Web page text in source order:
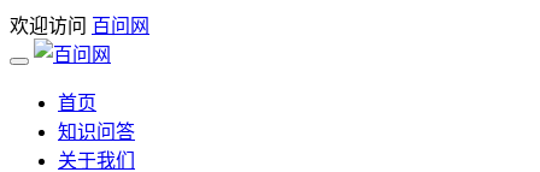
欢迎访问 百问网
首页
知识问答
关于我们